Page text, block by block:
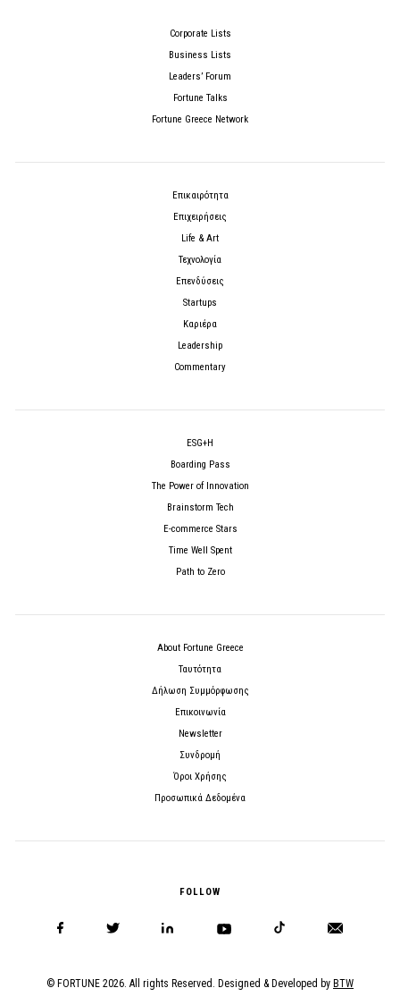
Corporate Lists
Business Lists
Leaders’ Forum
Fortune Talks
Fortune Greece Network
Επικαιρότητα
Επιχειρήσεις
Life & Art
Τεχνολογία
Επενδύσεις
Startups
Καριέρα
Leadership
Commentary
ESG+H
Boarding Pass
The Power of Innovation
Brainstorm Tech
E-commerce Stars
Time Well Spent
Path to Zero
About Fortune Greece
Ταυτότητα
Δήλωση Συμμόρφωσης
Επικοινωνία
Newsletter
Συνδρομή
Όροι Χρήσης
Προσωπικά Δεδομένα
FOLLOW
© FORTUNE 2026. All rights Reserved. Designed & Developed by BTW